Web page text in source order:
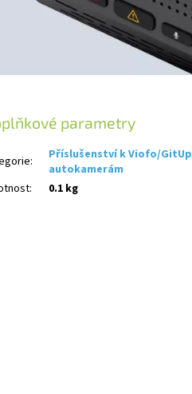
parametry
:
Příslušenství k Viofo/GitUp
autokamerám
: 0.1 kg